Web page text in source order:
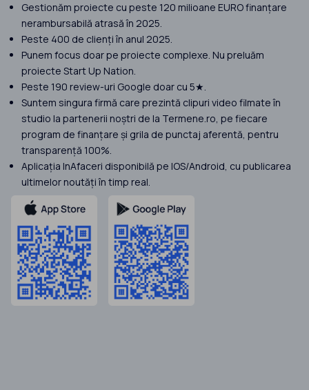
Gestionăm proiecte cu peste 120 milioane EURO finanțare
nerambursabilă atrasă în 2025.
Peste 400 de clienți în anul 2025.
Punem focus doar pe proiecte complexe. Nu preluăm
proiecte Start Up Nation.
Peste 190 review-uri Google doar cu 5★.
Suntem singura firmă care prezintă clipuri video filmate în
studio la partenerii noștri de la Termene.ro, pe fiecare
program de finanțare și grila de punctaj aferentă, pentru
transparență 100%.
Aplicația InAfaceri disponibilă pe IOS/Android, cu publicarea
ultimelor noutăți în timp real.